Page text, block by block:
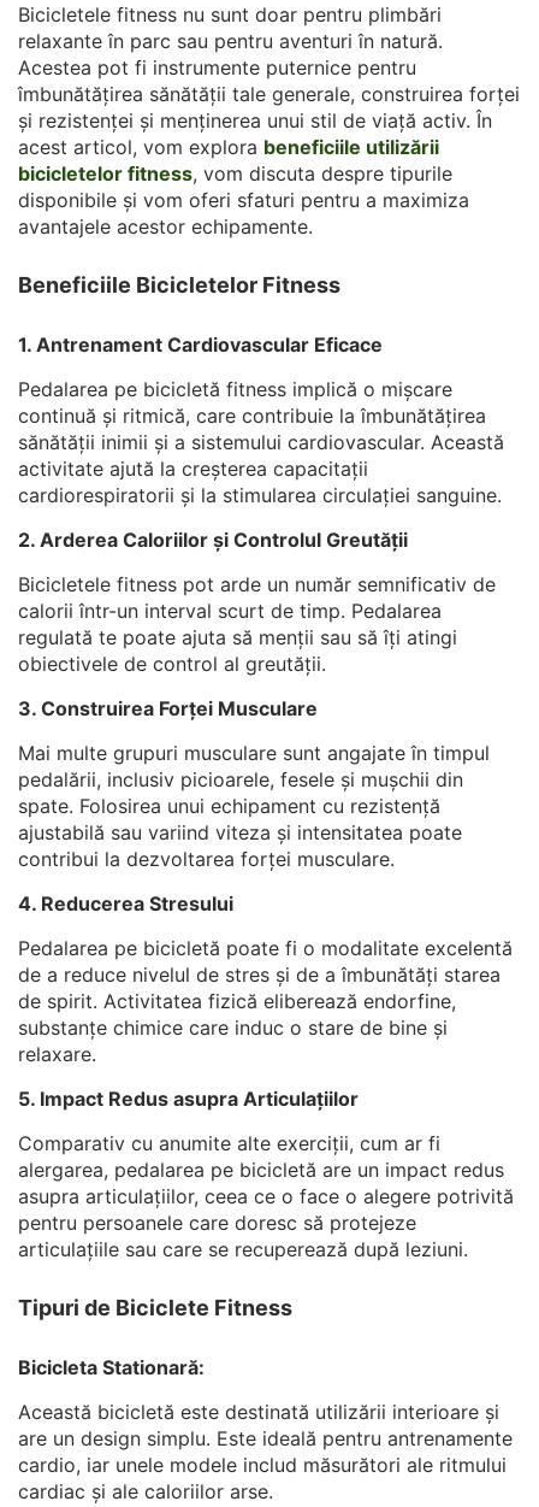
Bicicletele fitness nu sunt doar pentru plimbări
relaxante în parc sau pentru aventuri în natură.
Acestea pot fi instrumente puternice pentru
îmbunătățirea sănătății tale generale, construirea forței
și rezistenței și menținerea unui stil de viață activ. În
acest articol, vom explora beneficiile utilizării
bicicletelor fitness, vom discuta despre tipurile
disponibile și vom oferi sfaturi pentru a maximiza
avantajele acestor echipamente.
Beneficiile Bicicletelor Fitness
1. Antrenament Cardiovascular Eficace
Pedalarea pe bicicletă fitness implică o mișcare
continuă și ritmică, care contribuie la îmbunătățirea
sănătății inimii și a sistemului cardiovascular. Această
activitate ajută la creșterea capacitații
cardiorespiratorii și la stimularea circulației sanguine.
2. Arderea Caloriilor și Controlul Greutății
Bicicletele fitness pot arde un număr semnificativ de
calorii într-un interval scurt de timp. Pedalarea
regulată te poate ajuta să menții sau să îți atingi
obiectivele de control al greutății.
3. Construirea Forței Musculare
Mai multe grupuri musculare sunt angajate în timpul
pedalării, inclusiv picioarele, fesele și mușchii din
spate. Folosirea unui echipament cu rezistență
ajustabilă sau variind viteza și intensitatea poate
contribui la dezvoltarea forței musculare.
4. Reducerea Stresului
Pedalarea pe bicicletă poate fi o modalitate excelentă
de a reduce nivelul de stres și de a îmbunătăți starea
de spirit. Activitatea fizică eliberează endorfine,
substanțe chimice care induc o stare de bine și
relaxare.
5. Impact Redus asupra Articulațiilor
Comparativ cu anumite alte exerciții, cum ar fi
alergarea, pedalarea pe bicicletă are un impact redus
asupra articulațiilor, ceea ce o face o alegere potrivită
pentru persoanele care doresc să protejeze
articulațiile sau care se recuperează după leziuni.
Tipuri de Biciclete Fitness
Bicicleta Stationară:
Această bicicletă este destinată utilizării interioare și
are un design simplu. Este ideală pentru antrenamente
cardio, iar unele modele includ măsurători ale ritmului
cardiac și ale caloriilor arse.